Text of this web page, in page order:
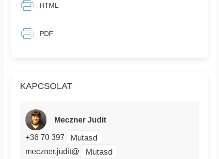
KAPCSOLAT
Meczner Judit
+36 70 397 Mutasd
meczner.judit@ Mutasd
HTML
PDF